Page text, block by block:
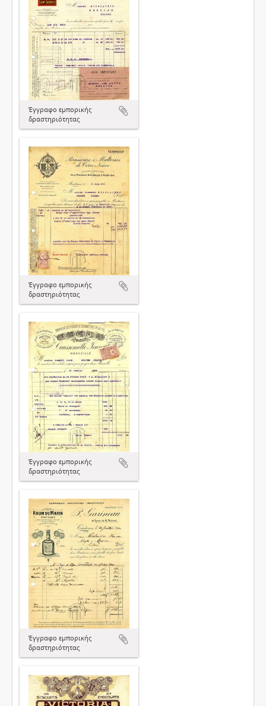
Έγγραφο εμπορικής
δραστηριότητας
Έγγραφο εμπορικής
δραστηριότητας
Έγγραφο εμπορικής
δραστηριότητας
Έγγραφο εμπορικής
δραστηριότητας